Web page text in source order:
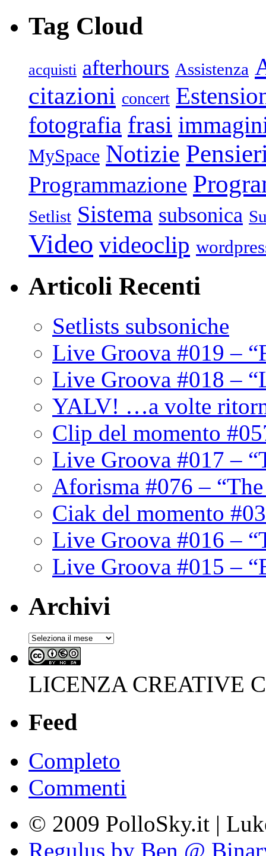
Tag Cloud
acquisti afterhours Assistenza
citazioni concert
fotografia frasi
MySpace Notizie
Programmazione
Setlist Sistema subsonica
Video videoclip
Articoli Recenti
Setlists subsoniche
Live Groova #019 –
Live Groova #018 –
YALV! …a volte
Clip del momento
Live Groova #017 –
Aforisma #076 –
Ciak del momento
Live Groova #016 –
Live Groova #015 –
Archivi
Archivi
LICENZA CREATIVE
Feed
Completo
Commenti
© 2009 PolloSky.it |
Regulus by Ben @